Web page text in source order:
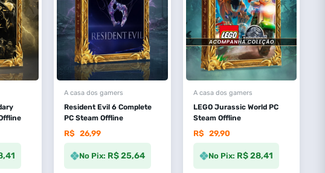
A casa dos gamers
Resident Evil 6 Complete
PC Steam Offline
R$ 26,99
No Pix: R$ 25,64
A casa dos gamers
LEGO Jurassic World PC
Steam Offline
R$ 29,90
No Pix: R$ 28,41